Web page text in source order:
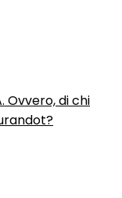
Ovvero, di chi